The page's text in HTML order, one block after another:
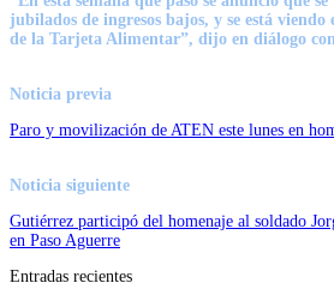
jubilados de ingresos bajos, y se está
de la Tarjeta Alimentar”, dijo en diálogo
Noticia previa
Paro y movilización de ATEN este lunes en
Noticia siguiente
Gutiérrez participó del homenaje al soldado
en Paso Aguerre
Entradas recientes